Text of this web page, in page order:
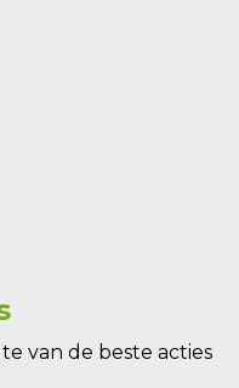
van de beste acties